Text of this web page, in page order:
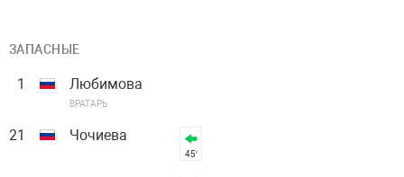
ЗАПАСНЫЕ
1 Любимова
ВРАТАРЬ
21 Чочиева
45′